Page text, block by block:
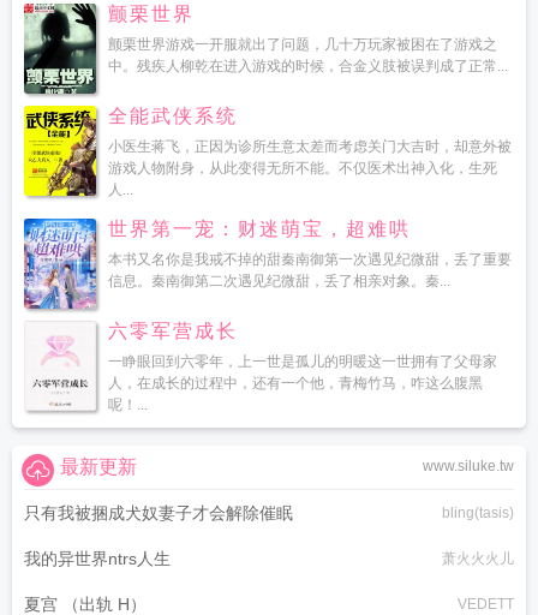
颤栗世界
颤栗世界游戏一开服就出了问题，几十万玩家被困在了游戏之
中。残疾人柳乾在进入游戏的时候，合金义肢被误判成了正常...
全能武侠系统
小医生蒋飞，正因为诊所生意太差而考虑关门大吉时，却意外被
游戏人物附身，从此变得无所不能。不仅医术出神入化，生死
人...
世界第一宠：财迷萌宝，超难哄
本书又名你是我戒不掉的甜秦南御第一次遇见纪微甜，丢了重要
信息。秦南御第二次遇见纪微甜，丢了相亲对象。秦...
六零军营成长
一睁眼回到六零年，上一世是孤儿的明暖这一世拥有了父母家
人，在成长的过程中，还有一个他，青梅竹马，咋这么腹黑
呢！...
www.siluke.tw
最新更新
只有我被捆成犬奴妻子才会解除催眠 bling(tasis)
我的异世界ntrs人生 萧火火火儿
夏宫 （出轨 H） VEDETT